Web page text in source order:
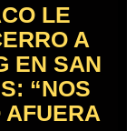
LE
A
EN SAN
“NOS
AFUERA